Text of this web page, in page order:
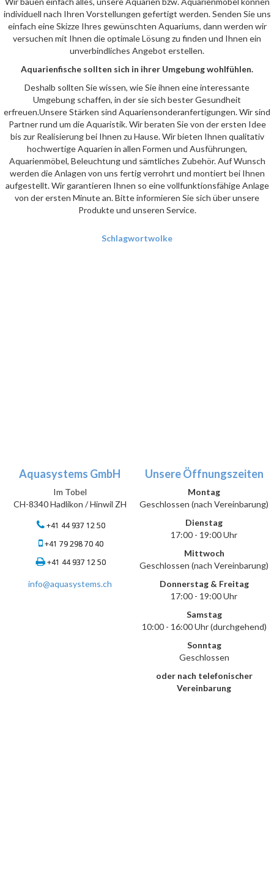
individuell nach Ihren Vorstellungen gefertigt werden. Senden Sie uns
einfach eine Skizze Ihres gewünschten Aquariums, dann werden wir
versuchen mit Ihnen die optimale Lösung zu finden und Ihnen ein
unverbindliches Angebot erstellen.
Aquarienfische sollten sich in ihrer Umgebung wohlfühlen.
Deshalb sollten Sie wissen, wie Sie ihnen eine interessante
Umgebung schaffen, in der sie sich bester Gesundheit
erfreuen.Unsere Stärken sind Aquariensonderanfertigungen. Wir sind
Partner rund um die Aquaristik. Wir beraten Sie von der ersten Idee
bis zur Realisierung bei Ihnen zu Hause. Wir bieten Ihnen qualitativ
hochwertige Aquarien in allen Formen und Ausführungen,
Aquarienmöbel, Beleuchtung und sämtliches Zubehör. Auf Wunsch
werden die Anlagen von uns fertig verrohrt und montiert bei Ihnen
aufgestellt. Wir garantieren Ihnen so eine vollfunktionsfähige Anlage
von der ersten Minute an. Bitte informieren Sie sich über unsere
Produkte und unseren Service.
Schlagwortwolke
Aquasystems GmbH
Im Tobel
CH-8340 Hadlikon / Hinwil ZH
+41 44 937 12 50
+41 79 298 70 40
+41 44 937 12 50
info@aquasystems.ch
Unsere Öffnungszeiten
Montag
Geschlossen (nach Vereinbarung)
Dienstag
17:00 - 19:00 Uhr
Mittwoch
Geschlossen (nach Vereinbarung)
Donnerstag & Freitag
17:00 - 19:00 Uhr
Samstag
10:00 - 16:00 Uhr (durchgehend)
Sonntag
Geschlossen
oder nach telefonischer
Vereinbarung